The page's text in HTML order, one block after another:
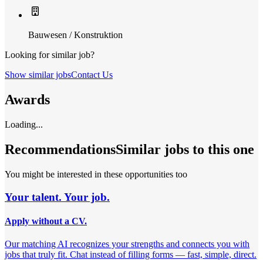
Bauwesen / Konstruktion
Looking for similar job?
Show similar jobsContact Us
Awards
Loading...
RecommendationsSimilar jobs to this one
You might be interested in these opportunities too
Your talent. Your job.
Apply without a CV.
Our matching AI recognizes your strengths and connects you with
jobs that truly fit. Chat instead of filling forms — fast, simple, direct.